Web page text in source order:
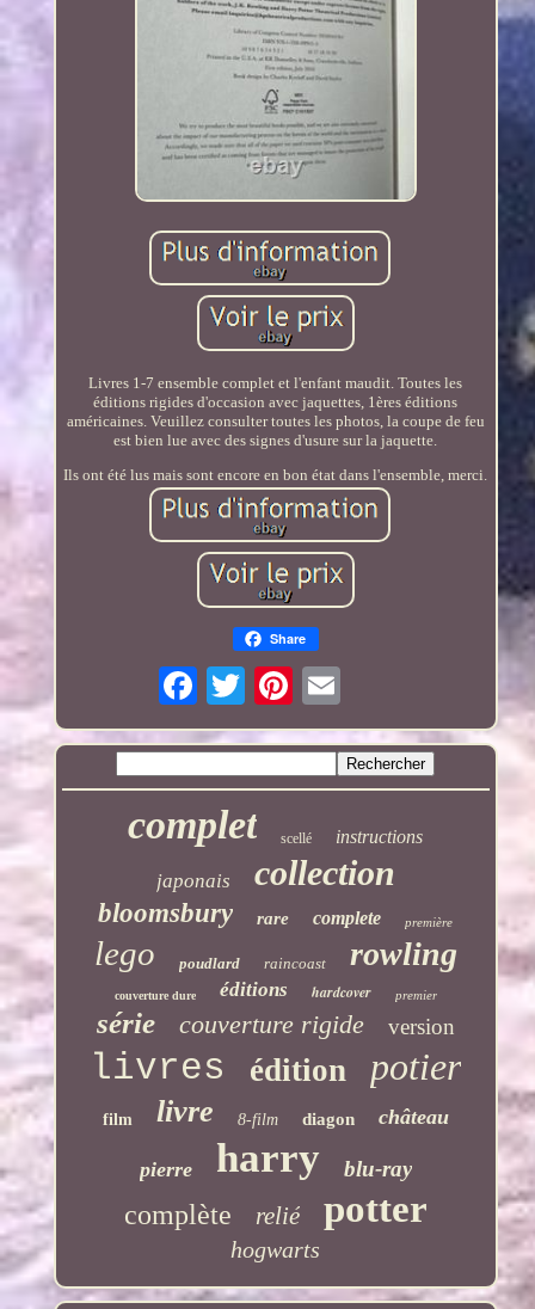
Livres 1-7 ensemble complet et l'enfant maudit. Toutes les
éditions rigides d'occasion avec jaquettes, 1ères éditions
américaines. Veuillez consulter toutes les photos, la coupe de feu
est bien lue avec des signes d'usure sur la jaquette.
Ils ont été lus mais sont encore en bon état dans l'ensemble, merci.
Share
complet scellé instructions
japonais collection
bloomsbury rare complete première
lego poudlard raincoast rowling
couverture dure éditions hardcover premier
série couverture rigide version
livres édition potier
film livre 8-film diagon château
pierre harry blu-ray
complète relié potter
hogwarts